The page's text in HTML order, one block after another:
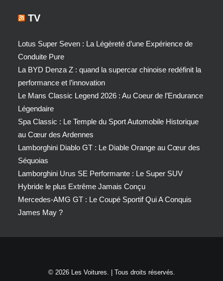
TV
Lotus Super Seven : La Légèreté d’une Expérience de
Conduite Pure
La BYD Denza Z : quand la supercar chinoise redéfinit la
performance et l’innovation
Le Mans Classic Legend 2026 : Au Coeur de l’Endurance
Légendaire
Spa Classic : Le Temple du Sport Automobile Historique
au Cœur des Ardennes
Lamborghini Diablo GT : Le Diable Orange au Cœur des
Séquoias
Lamborghini Urus SE Performante : Le Super SUV
Hybride le plus Extrême Jamais Conçu
Mercedes-AMG GT : Le Coupé Sportif Qui A Conquis
James May ?
© 2026 Les Voitures. | Tous droits réservés.